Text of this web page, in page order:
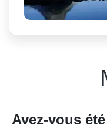
Avez-vous